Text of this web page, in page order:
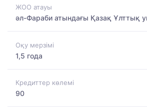
ЖОО атауы
әл-Фараби атындағы Қазақ Ұлттық
Оқу мерзімі
1,5 года
Кредиттер көлемі
90